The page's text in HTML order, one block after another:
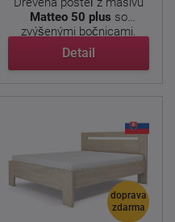
Matteo 50 plus so
zvýšenými bočnicami.
Jedná ...
Detail
doprava
zdarma